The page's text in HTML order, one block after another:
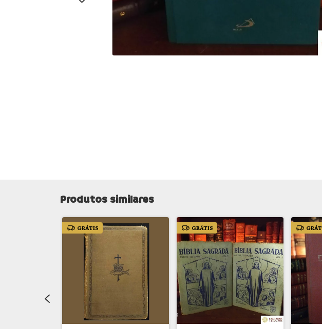
Produtos similares
GRÁTIS GRÁTIS